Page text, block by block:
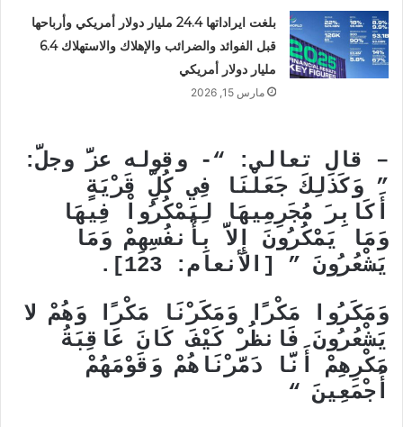
بلغت ايراداتها 24.4 مليار دولار أمريكي وأرباحها
قبل الفوائد والضرائب والإهلاك والاستهلاك 6.4
مليار دولار أمريكي
مارس 15, 2026
– قال تعالى: “- وقوله عزَّ وجلَّ:
” وَكَذَلِكَ جَعَلْنَا فِي كُلِّ قَرْيَةٍ
أَكَابِرَ مُجَرِمِيهَا لِيَمْكُرُواْ فِيهَا
وَمَا يَمْكُرُونَ إِلاَّ بِأَنفُسِهِمْ وَمَا
يَشْعُرُونَ ”
[الأنعام: 123]
.
وَمَكَرُوا مَكْرًا وَمَكَرْنَا مَكْرًا وَهُمْ لا
يَشْعُرُونَ فَانظُرْ كَيْفَ كَانَ عَاقِبَةُ
مَكْرِهِمْ أَنَّا دَمَّرْنَاهُمْ وَقَوْمَهُمْ
أَجْمَعِينَ “